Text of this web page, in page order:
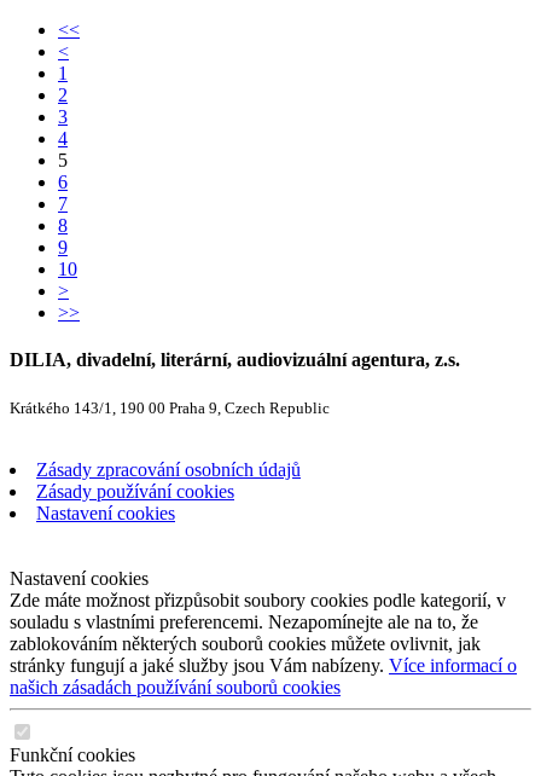
<<
<
1
2
3
4
5
6
7
8
9
10
>
>>
DILIA, divadelní, literární, audiovizuální agentura, z.s.
Krátkého 143/1, 190 00 Praha 9, Czech Republic
Zásady zpracování osobních údajů
Zásady používání cookies
Nastavení cookies
Nastavení cookies
Zde máte možnost přizpůsobit soubory cookies podle kategorií, v
souladu s vlastními preferencemi. Nezapomínejte ale na to, že
zablokováním některých souborů cookies můžete ovlivnit, jak
stránky fungují a jaké služby jsou Vám nabízeny. Více informací o
našich zásadách používání souborů cookies
Funkční cookies